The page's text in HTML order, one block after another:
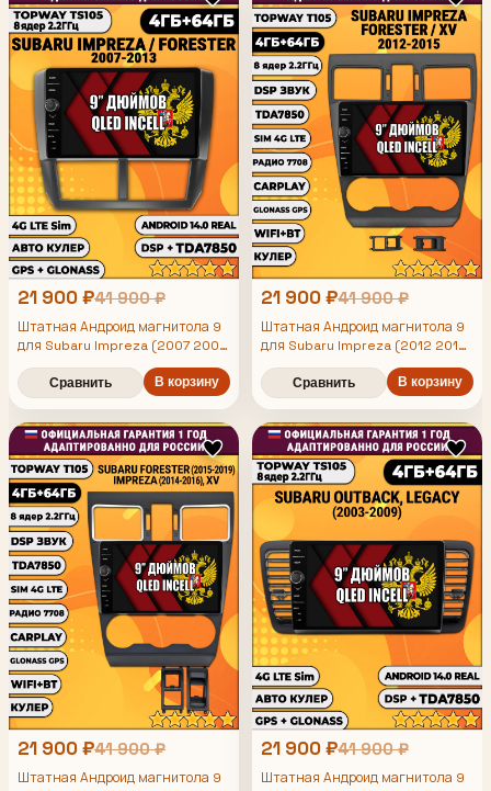
21 900 ₽41 900 ₽
Штатная Андроид магнитола 9
для Subaru Impreza (2007 2008
Forester (2008 2009 2010 2011
2012 2013), TS105 8 ядер,
CarPlay/Android Auto, Gps/
Глонасс
Сравнить В корзину
21 900 ₽41 900 ₽
Штатная Андроид магнитола 9
для Subaru Impreza (2012 2013
2015), Xv, рамка черная матовая,
TS105 8 ядер, 4/64гб, Qled Incell,
Глонасс
Сравнить В корзину
21 900 ₽41 900 ₽
Штатная Андроид магнитола 9
21 900 ₽41 900 ₽
Штатная Андроид магнитола 9